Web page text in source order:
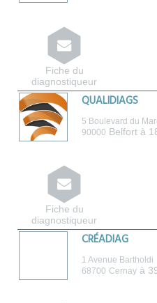
Fiche du
diagnostiqueur
QUALIDIAGS
5 Boulevard du
90000 Belfort à
Fiche du
diagnostiqueur
CRÉADIAG
1 Avenue Bartholdi
68700 Cernay à